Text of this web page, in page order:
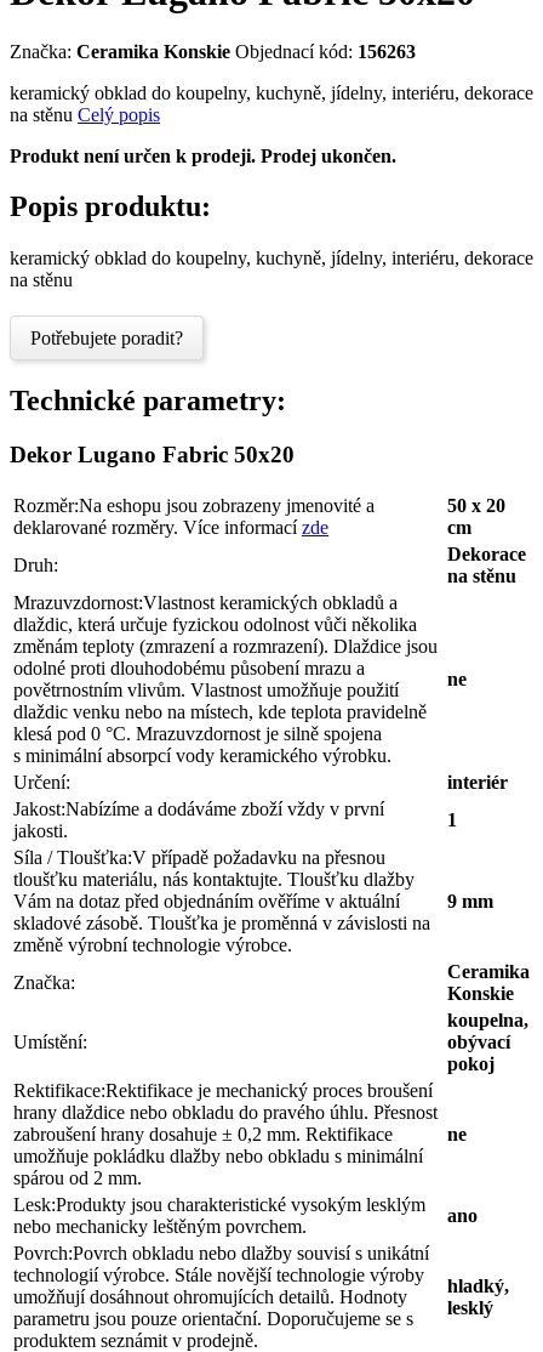
Značka: Ceramika Konskie Objednací kód: 156263
keramický obklad do koupelny, kuchyně, jídelny, interiéru, dekorace
na stěnu Celý popis
Produkt není určen k prodeji. Prodej ukončen.
Popis produktu:
keramický obklad do koupelny, kuchyně, jídelny, interiéru, dekorace
na stěnu
Potřebujete poradit?
Technické parametry:
Dekor Lugano Fabric 50x20
Rozměr:Na eshopu jsou zobrazeny jmenovité a
deklarované rozměry. Více informacízde
50 x 20
cm
Druh:
Dekorace
na stěnu
Mrazuvzdornost:Vlastnost keramických obkladů a
dlaždic, která určuje fyzickou odolnost vůči několika
změnám teploty (zmrazení a rozmrazení). Dlaždice jsou
odolné proti dlouhodobému působení mrazu a
povětrnostním vlivům. Vlastnost umožňuje použití
dlaždic venku nebo na místech, kde teplota pravidelně
klesá pod 0 °C. Mrazuvzdornost je silně spojena
s minimální absorpcí vody keramického výrobku.
ne
Určení:
interiér
Jakost:Nabízíme a dodáváme zboží vždy v první
jakosti.
1
Síla / Tloušťka:V případě požadavku na přesnou
tloušťku materiálu, nás kontaktujte. Tloušťku dlažby
Vám na dotaz před objednáním ověříme v aktuální
skladové zásobě. Tloušťka je proměnná v závislosti na
změně výrobní technologie výrobce.
9 mm
Značka:
Ceramika
Konskie
Umístění:
koupelna,
obývací
pokoj
Rektifikace:Rektifikace je mechanický proces broušení
hrany dlaždice nebo obkladu do pravého úhlu. Přesnost
zabroušení hrany dosahuje ± 0,2 mm. Rektifikace
umožňuje pokládku dlažby nebo obkladu s minimální
spárou od 2 mm.
ne
Lesk:Produkty jsou charakteristické vysokým lesklým
nebo mechanicky leštěným povrchem.
ano
Povrch:Povrch obkladu nebo dlažby souvisí s unikátní
technologií výrobce. Stále novější technologie výroby
umožňují dosáhnout ohromujících detailů. Hodnoty
parametru jsou pouze orientační. Doporučujeme se s
produktem seznámit v prodejně.
hladký,
lesklý